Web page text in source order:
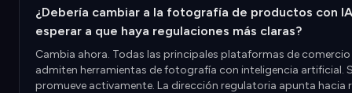
¿Debería cambiar a la fotografía de productos con
esperar a que haya regulaciones más claras?
Cambia ahora. Todas las principales plataformas de
admiten herramientas de fotografía con inteligencia artificial.
promueve activamente. La dirección regulatoria apunta hacia